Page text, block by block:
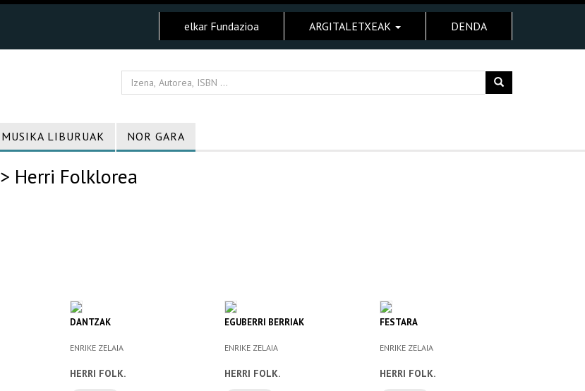
elkar Fundazioa ARGITALETXEAK DENDA
MUSIKA LIBURUAK NOR GARA
> Herri Folklorea
DANTZAK
ENRIKE ZELAIA
HERRI FOLK.
EGUBERRI BERRIAK
ENRIKE ZELAIA
HERRI FOLK.
FESTARA
ENRIKE ZELAIA
HERRI FOLK.